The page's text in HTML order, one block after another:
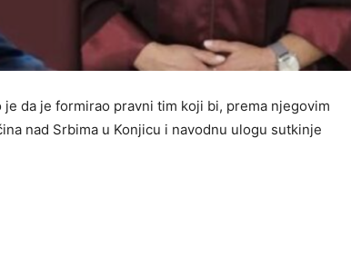
da je formirao pravni tim koji bi, prema njegovim
nad Srbima u Konjicu i navodnu ulogu sutkinje